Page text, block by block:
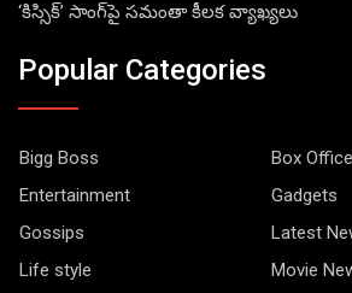
‘కిస్సిక్’ సాంగ్‌పై సమంతా కీలక వ్యాఖ్యలు
Popular Categories
Bigg Boss
Box Office
Entertainment
Gadgets
Gossips
Latest
Life style
Movie